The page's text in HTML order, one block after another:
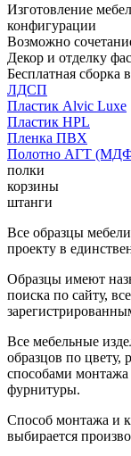
Изготовление
конфигурации
Возможно
Декор и отделку
Бесплатная сборка
ЛДСП
Пластик Alvic Luxe
Пластик HPL
Пленка ПВХ
Полотно АГТ
полки
корзины
штанги
Все образцы
проекту в
Образцы имеют
поиска по сайту,
Все мебельные
образцов по цвету,
способами
фурнитуры.
Способ монтажа и
выбирается